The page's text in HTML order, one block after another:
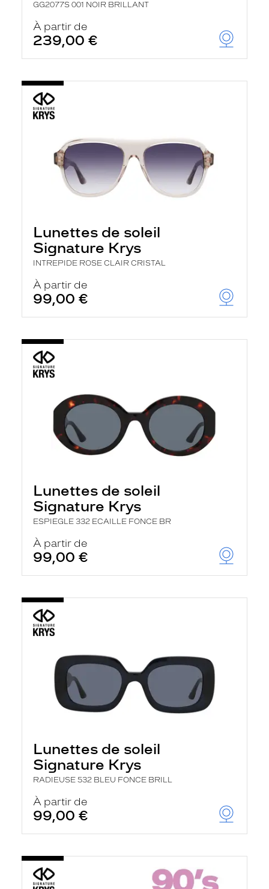
GG2077S 001 NOIR BRILLANT
À partir de
239,00 €
Lunettes de soleil
Signature Krys
INTREPIDE ROSE CLAIR CRISTAL
À partir de
99,00 €
Lunettes de soleil
Signature Krys
ESPIEGLE 332 ECAILLE FONCE BR
À partir de
99,00 €
Lunettes de soleil
Signature Krys
RADIEUSE 532 BLEU FONCE BRILL
À partir de
99,00 €